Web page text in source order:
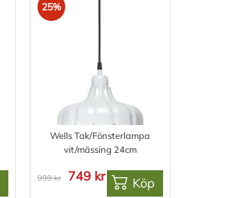
25%
Wells Tak/Fönsterlampa
vit/mässing 24cm
999 kr 749 kr Köp